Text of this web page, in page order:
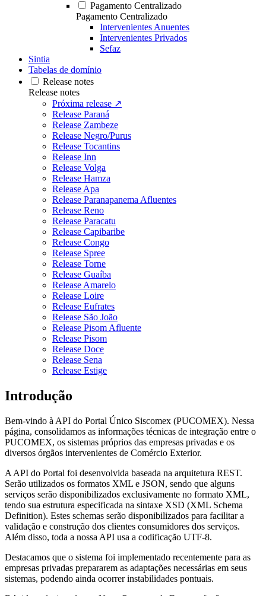
Pagamento Centralizado
Pagamento Centralizado
Intervenientes Anuentes
Intervenientes Privados
Sefaz
Sintia
Tabelas de domínio
Release notes
Release notes
Próxima release ↗
Release Paraná
Release Zambeze
Release Negro/Purus
Release Tocantins
Release Inn
Release Volga
Release Hamza
Release Apa
Release Paranapanema Afluentes
Release Reno
Release Paracatu
Release Capibaribe
Release Congo
Release Spree
Release Torne
Release Guaíba
Release Amarelo
Release Loire
Release Eufrates
Release São João
Release Pisom Afluente
Release Pisom
Release Doce
Release Sena
Release Estige
Introdução
Bem-vindo à API do Portal Único Siscomex (PUCOMEX). Nessa
página, consolidamos as informações técnicas de integração entre o
PUCOMEX, os sistemas próprios das empresas privadas e os
diversos órgãos intervenientes de Comércio Exterior.
A API do Portal foi desenvolvida baseada na arquitetura REST.
Serão utilizados os formatos XML e JSON, sendo que alguns
serviços serão disponibilizados exclusivamente no formato XML,
tendo sua estrutura especificada na sintaxe XSD (XML Schema
Definition). Estes schemas serão disponibilizados para facilitar a
validação e construção dos clientes consumidores dos serviços.
Além disso, toda a nossa API usa a codificação UTF-8.
Destacamos que o sistema foi implementado recentemente para as
empresas privadas prepararem as adaptações necessárias em seus
sistemas, podendo ainda ocorrer instabilidades pontuais.